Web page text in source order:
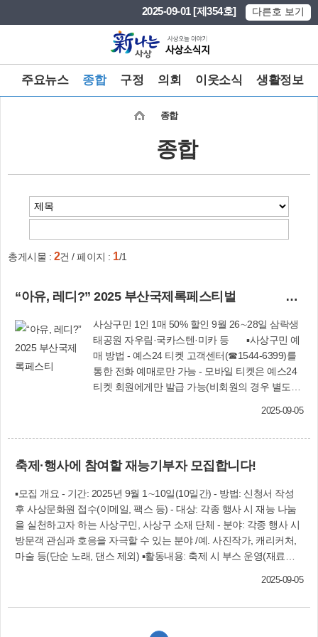
2025-09-01 [제354호] 다른호 보기
주요뉴스 종합 구정 의회 이웃소식 생활정보
종합
종합
총게시물 : 2건 / 페이지 : 1/1
“아유, 레디?” 2025 부산국제록페스티벌
사상구민 1인 1매 50% 할인 9월 26∼28일 삼락생
태공원 자우림·국카스텐·미카 등 ▪사상구민 예
매 방법 - 예스24 티켓 고객센터(☎1544-6399)를
통한 전화 예매로만 가능 - 모바일 티켓은 예스24
티켓 회원에게만 발급 가능(비회원의 경우 별도의
어 아시아를 대표하는 축제로 성장하고 있는 2025
태공원에서 열린다. 올해로 26주년을 맞은 축제는
세계적인 국내외 아티스트들이 대거 참여해 삼락
생태공원을 뜨겁게 달굴 예정이다. 지난해에 이어
올해에도 사상구민에게는 입장료50%를 할인해
준다. 9월 26일 첫째날에는 파워풀한 퍼포먼스를
자랑하는 ‘자우림’, 부산 출신 보컬 정용화가 소속
인 ‘스웨이드’, ‘쏜애플’ 등이 참여해 록의 진수를 선
2025-09-05
축제·행사에 참여할 재능기부자 모집합니다!
▪모집 개요 - 기간: 2025년 9월 1∼10일(10일간) - 방법: 신청서 작성
후 사상문화원 접수(이메일, 팩스 등) - 대상: 각종 행사 시 재능 나눔
을 실천하고자 하는 사상구민, 사상구 소재 단체 - 분야: 각종 행사 시
방문객 관심과 호응을 자극할 수 있는 분야 /예. 사진작가, 캐리커처,
마술 등(단순 노래, 댄스 제외) ▪활동내용: 축제 시 부스 운영(재료비
2025-09-05